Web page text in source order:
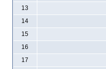
13
14
15
16
17